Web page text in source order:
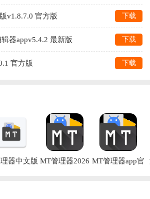
v1.8.7.0 官方版 下载
器appv5.4.2 最新版 下载
官方版 下载
器中文版 MT管理器2026 MT管理器app官